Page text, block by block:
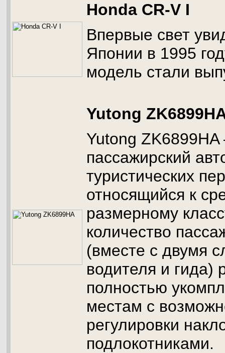
Honda CR-V I
Впервые свет
Японии в 1995
модель стали
Yutong
Yutong ZK6899HA
пассажирский
туристических
относящийся к
размерному
количество
(вместе с двумя
водителя и гида)
полностью
местам с
регулировки
подлокотниками.